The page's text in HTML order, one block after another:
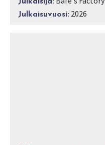
Julkaisija:
Julkaisuvuosi: 2026